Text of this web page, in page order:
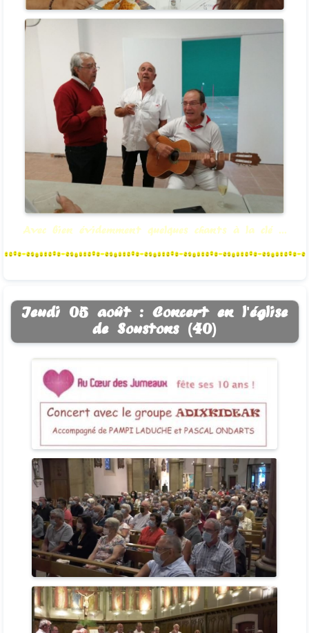
Avec bien évidemment quelques chants à la clé ...
Jeudi 05 août : Concert en l'église
de Soustons (40)